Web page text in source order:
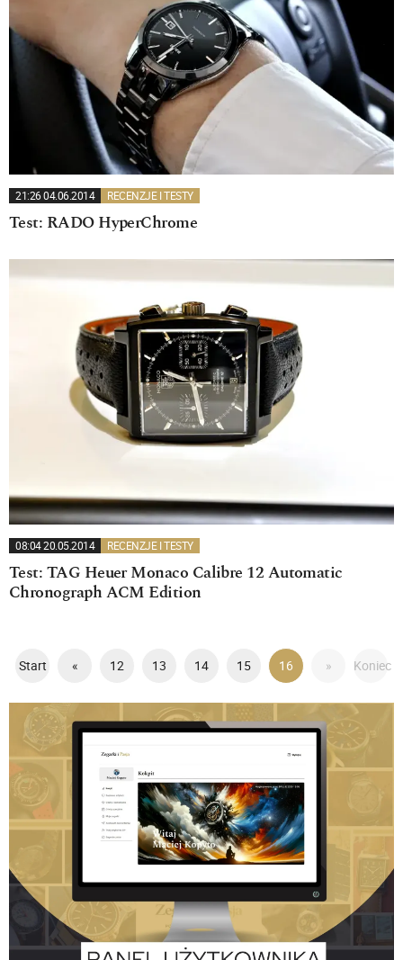
21:26 04.06.2014 RECENZJE I TESTY
Test: RADO HyperChrome
08:04 20.05.2014 RECENZJE I TESTY
Test: TAG Heuer Monaco Calibre 12 Automatic
Chronograph ACM Edition
Start « 12 13 14 15 16 » Koniec